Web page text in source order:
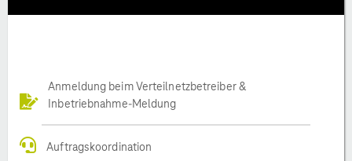
Anmeldung beim Verteilnetzbetreiber &
Inbetriebnahme-Meldung
Auftragskoordination